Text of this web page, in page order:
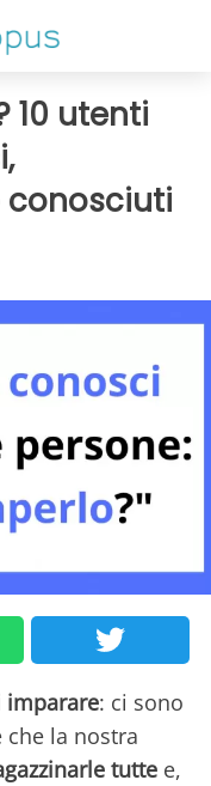
10 utenti
conosciuti
imparare: ci sono
che la nostra
tutte e,